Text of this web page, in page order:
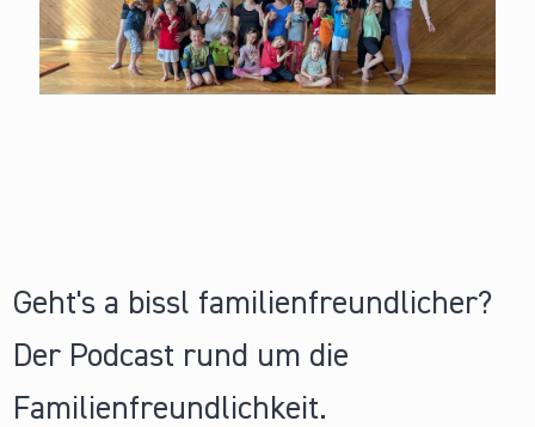
Geht's a bissl familienfreundlicher?
Der Podcast rund um die
Familienfreundlichkeit.